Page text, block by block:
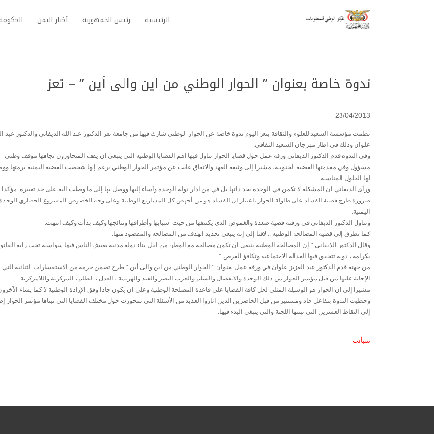
الرئيسية رئيس الجمهورية أخبار اليمن
ندوة خاصة بعنوان ” الحوار الوطني من اين والى أين ” – تعز
23/04/2013
نظمت مؤسسة السعيد للعلوم والثقافة بتعز اليوم ندوة خاصة عن الحوار الوطني شارك فيها من جامعة تعز الدكتور عبد الله الذيفاني والدكتور عبد
علوان وذلك في اطار مهرجان السعيد الثقافي.
وفي الندوة قدم الدكتور الذيفاني ورقة عمل حول قضايا الحوار تناول فيها اهم القضايا الوطنية التي ينبغي ان يقف المتحاورون تجاهها موقف وطني
مسؤول وفي مقدمتها القضية الجنوبية، مشيرا إلى وثيقة العهد والاتفاق غابت عن مؤتمر الحوار الوطني برغم إنها شخصت القضية اليمنية برمتها
لها الحلول المناسبة.
ورأى الذيفاني ان المشكلة لا تكمن في الوحدة بحد ذاتها بل في من ادار دولة الوحدة وأساء إليها ووصل بها إلى ما وصلت اليه على حد تعبيره. مؤكدا
ضرورة طرح قضية الفساد على طاولة الحوار باعتبار ان الفساد هو من أجهض كل المشاريع الوطنية وعلى وجه الخصوص المشروع الحضاري للوحدة
اليمنية.
وتناول الدكتور الذيفاني في ورقته قضية صعدة والغموض الذي يكتنفها من حيث أسبابها وأطرافها ونتائجها وكيف بدأت وكيف انتهت.
كما تطرق إلى قضية المصالحة الوطنية .. لافتا إلى إنه ينبغي تحديد الهدف من المصالحة والمقصود منها.
وقال الدكتور الذيفاني ” إن المصالحة الوطنية ينبغي ان تكون مصالحة مع الوطن من اجل بناء دولة مدنية يعيش الناس فيها سواسية تحت راية
بكرامة ، دولة تتحقق فيها العدالة الاجتماعية وتكافؤ الفرص “.
من جهته قدم الدكتور عبد العزيز علوان في ورقة عمل بعنوان ” الحوار الوطني من اين والى أين ” طرح تضمن حزمة من الاستفسارات الثنائية التي
الإجابة عليها من قبل مؤتمر الحوار من ذلك الوحدة والانفصال والسلم والحرب النصر والفيد والهزيمة ، العدل ، الظلم ، المركزية واللامركزية.
مشيرا إلى ان الحوار هو الوسيلة المثلى لحل كافة القضايا على قاعدة المصلحة الوطنية وعلى ان يكون جادا وفق الإرادة الوطنية لا كما يشاء
وحظيت الندوة بتفاعل جاد ومستنير من قبل الحاضرين الذين اثاروا العديد من الأسئلة التي تمحورت حول مختلف القضايا التي تبناها مؤتمر الحوار
إلى النقاط العشرين التي تبنتها اللجنة والتي ينبغي البدء فيها.
سبأنت